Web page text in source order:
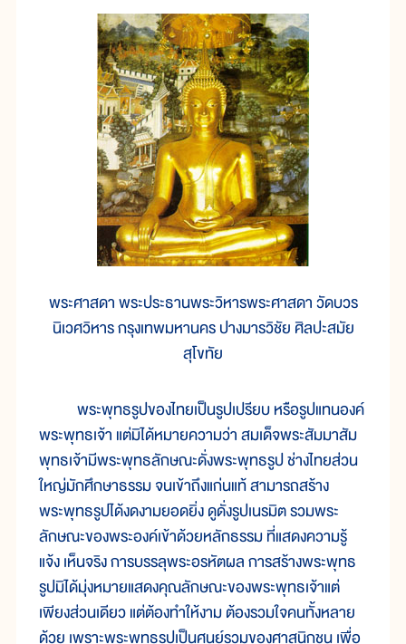
พระศาสดา พระประธานพระวิหารพระศาสดา วัดบวร
นิเวศวิหาร กรุงเทพมหานคร ปางมารวิชัย ศิลปะสมัย
สุโขทัย
พระพุทธรูปของไทยเป็นรูปเปรียบ หรือรูปแทนองค์
พระพุทธเจ้า แต่มิได้หมายความว่า สมเด็จพระสัมมาสัม
พุทธเจ้ามีพระพุทธลักษณะดั่งพระพุทธรูป ช่างไทยส่วน
ใหญ่มักศึกษาธรรม จนเข้าถึงแก่นแท้ สามารถสร้าง
พระพุทธรูปได้งดงามยอดยิ่ง ดูดั่งรูปเนรมิต รวมพระ
ลักษณะของพระองค์เข้าด้วยหลักธรรม ที่แสดงความรู้
แจ้ง เห็นจริง การบรรลุพระอรหัตผล การสร้างพระพุทธ
รูปมิได้มุ่งหมายแสดงคุณลักษณะของพระพุทธเจ้าแต่
เพียงส่วนเดียว แต่ต้องทำให้งาม ต้องรวมใจคนทั้งหลาย
ด้วย เพราะพระพุทธรูปเป็นศูนย์รวมของศาสนิกชน เพื่อ